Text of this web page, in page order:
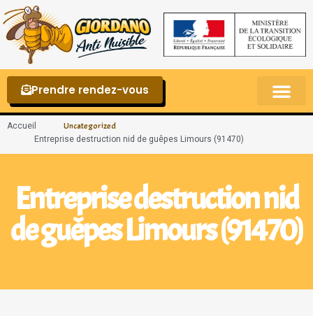
Prendre rendez-vous
Accueil Uncategorized
Entreprise destruction nid de guêpes Limours (91470)
Entreprise destruction nid
de guêpes Limours (91470)